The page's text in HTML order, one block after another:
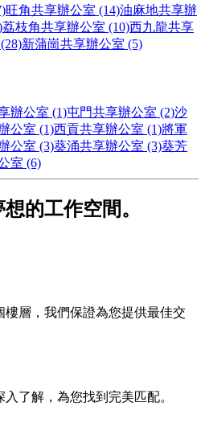
旺角共享辦公室 (14)油麻地共享辦
荔枝角共享辦公室 (10)西九龍共享
新蒲崗共享辦公室 (5)
辦公室 (1)屯門共享辦公室 (2)沙
公室 (1)西貢共享辦公室 (1)將軍
公室 (3)葵涌共享辦公室 (3)葵芳
室 (6)
的工作空間。
層，我們保證為您提供最佳交
了解，為您找到完美匹配。